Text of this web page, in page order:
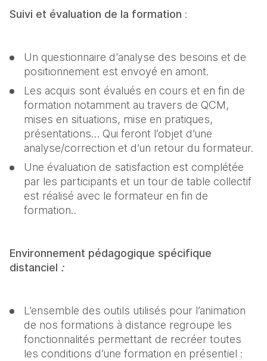
Suivi et évaluation de la formation :
Un questionnaire d'analyse des besoins et de
positionnement est envoyé en amont.
Les acquis sont évalués en cours et en fin de
formation notamment au travers de QCM,
mises en situations, mise en pratiques,
présentations… Qui feront l’objet d’une
analyse/correction et d’un retour du formateur.
Une évaluation de satisfaction est complétée
par les participants et un tour de table collectif
est réalisé avec le formateur en fin de
formation..
Environnement pédagogique spécifique
distanciel :
L’ensemble des outils utilisés pour l’animation
de nos formations à distance regroupe les
fonctionnalités permettant de recréer toutes
les conditions d’une formation en présentiel :